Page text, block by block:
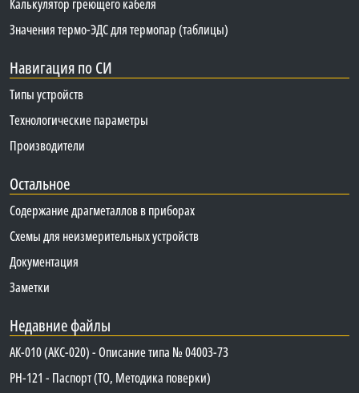
Калькулятор греющего кабеля
Значения термо-ЭДС для термопар (таблицы)
Навигация по СИ
Типы устройств
Технологические параметры
Производители
Остальное
Содержание драгметаллов в приборах
Схемы для неизмерительных устройств
Документация
Заметки
Недавние файлы
АК-010 (АКС-020) - Описание типа № 04003-73
PH-121 - Паспорт (ТО, Методика поверки)